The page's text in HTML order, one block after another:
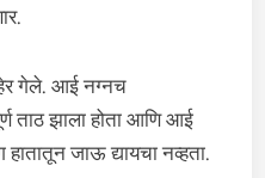
गेले. आई नग्नच
ताठ झाला होता आणि आई
हातातून जाऊ द्यायचा नव्हता.